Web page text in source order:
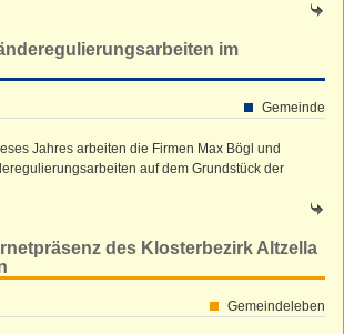
im
Gemeinde
Jahres arbeiten die Firmen Max Bögl und
auf dem Grundstück der
des Klosterbezirk Altzella
Gemeindeleben